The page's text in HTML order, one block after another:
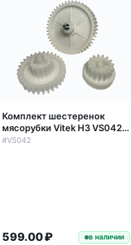
Комплект шестеренок
мясорубки Vitek Н3 VS042
Зам. 9999990100
#VS042
599.00 ₽ в наличии